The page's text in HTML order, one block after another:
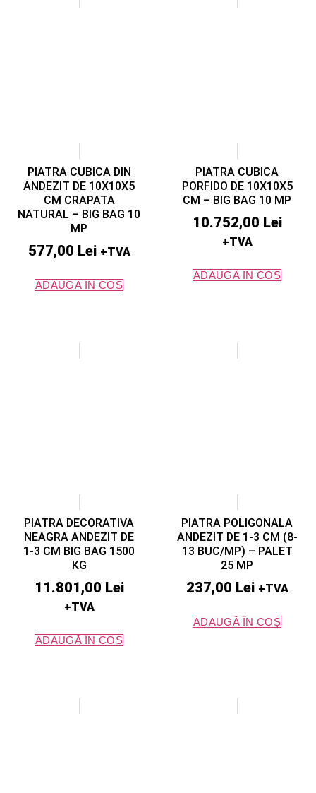
PIATRA CUBICA DIN
ANDEZIT DE 10X10X5
CM CRAPATA
NATURAL – BIG BAG 10
MP
577,00 Lei +TVA
ADAUGĂ ÎN COȘ
PIATRA CUBICA
PORFIDO DE 10X10X5
CM – BIG BAG 10 MP
10.752,00 Lei
+TVA
ADAUGĂ ÎN COȘ
PIATRA DECORATIVA
NEAGRA ANDEZIT DE
1-3 CM BIG BAG 1500
KG
11.801,00 Lei
+TVA
ADAUGĂ ÎN COȘ
PIATRA POLIGONALA
ANDEZIT DE 1-3 CM (8-
13 BUC/MP) – PALET
25 MP
237,00 Lei +TVA
ADAUGĂ ÎN COȘ